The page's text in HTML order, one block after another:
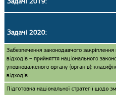
Задачі 2020:
Забезпечення законодавчого
відходів – прийняття національного
уповноваженого органу (органів);
відходів
Підготовка національної стратегії щодо